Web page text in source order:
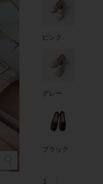
ピンク
グレー
ブラック